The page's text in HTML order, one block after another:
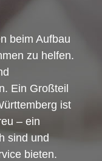
beim Aufbau
zu helfen.
Ein Großteil
ist
– ein
sind und
bieten.